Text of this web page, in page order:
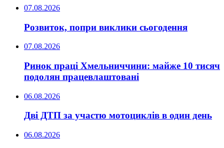
07.08.2026
Розвиток, попри виклики сьогодення
07.08.2026
Ринок праці Хмельниччини: майже 10 тисяч
подолян працевлаштовані
06.08.2026
Дві ДТП за участю мотоциклів в один день
06.08.2026